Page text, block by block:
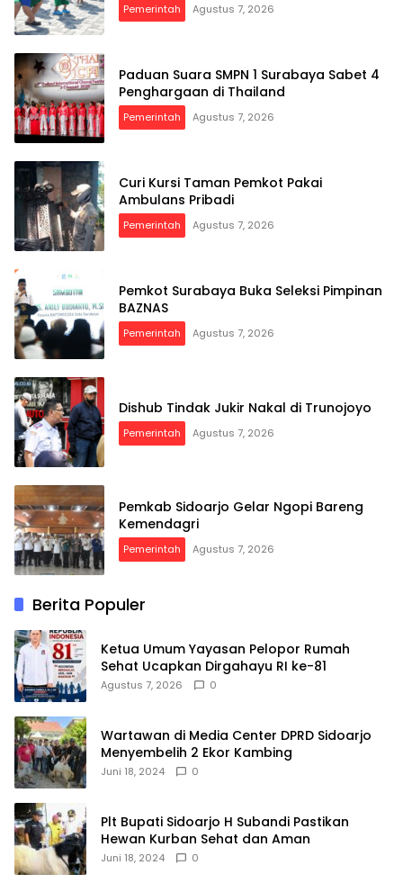
Pemerintah Agustus 7, 2026
Paduan Suara SMPN 1 Surabaya Sabet 4
Penghargaan di Thailand
Pemerintah Agustus 7, 2026
Curi Kursi Taman Pemkot Pakai
Ambulans Pribadi
Pemerintah Agustus 7, 2026
Pemkot Surabaya Buka Seleksi Pimpinan
BAZNAS
Pemerintah Agustus 7, 2026
Dishub Tindak Jukir Nakal di Trunojoyo
Pemerintah Agustus 7, 2026
Pemkab Sidoarjo Gelar Ngopi Bareng
Kemendagri
Pemerintah Agustus 7, 2026
Berita Populer
Ketua Umum Yayasan Pelopor Rumah
Sehat Ucapkan Dirgahayu RI ke-81
Agustus 7, 2026 0
Wartawan di Media Center DPRD Sidoarjo
Menyembelih 2 Ekor Kambing
Juni 18, 2024 0
Plt Bupati Sidoarjo H Subandi Pastikan
Hewan Kurban Sehat dan Aman
Juni 18, 2024 0